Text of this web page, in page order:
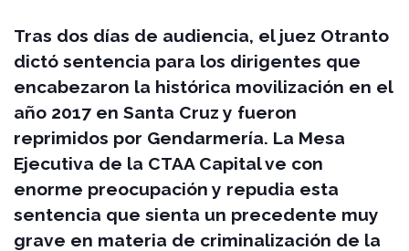
Tras dos días de audiencia, el juez Otranto
dictó sentencia para los dirigentes que
encabezaron la histórica movilización en el
año 2017 en Santa Cruz y fueron
reprimidos por Gendarmería. La Mesa
Ejecutiva de la CTAA Capital ve con
enorme preocupación y repudia esta
sentencia que sienta un precedente muy
grave en materia de criminalización de la